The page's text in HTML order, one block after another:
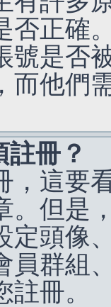
否正確
號是否
而他們
冊？
，這要
。但是
定頭像
員群組
冊。